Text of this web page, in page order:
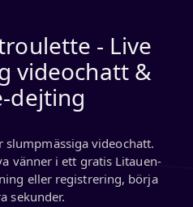
- Live
videochatt &
dejting
videochatt.
vänner i ett gratis Litauen-
eller registrering, börja
sekunder.